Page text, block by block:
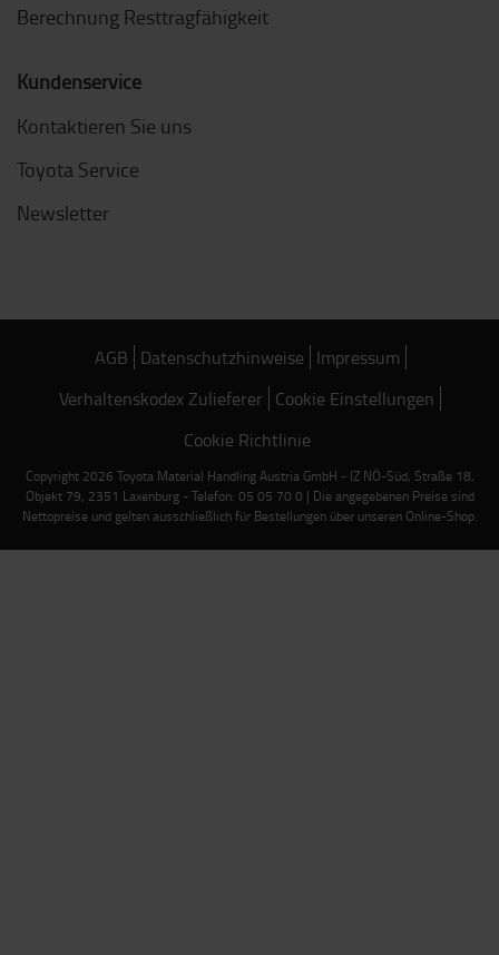
Berechnung Resttragfähigkeit
Kundenservice
Kontaktieren Sie uns
Toyota Service
Newsletter
AGB Datenschutzhinweise Impressum
Verhaltenskodex Zulieferer Cookie Einstellungen
Cookie Richtlinie
Copyright 2026 Toyota Material Handling Austria GmbH - IZ NÖ-Süd, Straße 18,
Objekt 79, 2351 Laxenburg - Telefon: 05 05 70 0 | Die angegebenen Preise sind
Nettopreise und gelten ausschließlich für Bestellungen über unseren Online-Shop.